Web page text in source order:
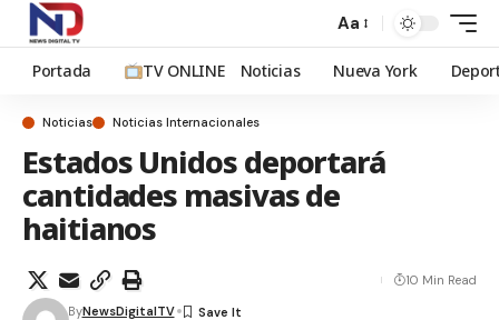
Aa
Portada TV ONLINE Noticias Nueva York
Noticias Noticias Internacionales
Estados Unidos deportará
cantidades masivas de
haitianos
ByNewsDigitalTV
10 Min Read